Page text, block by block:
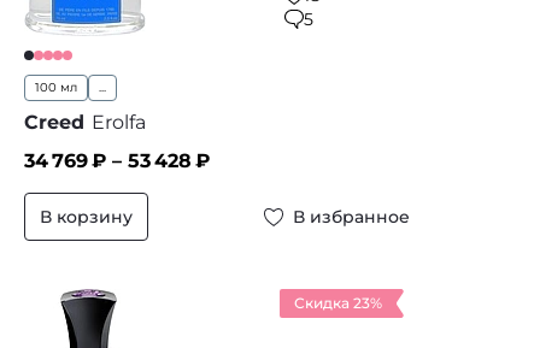
5
100 мл ...
Creed Erolfa
34 769₽ – 53 428 ₽
В корзину В избранное
Скидка 23%